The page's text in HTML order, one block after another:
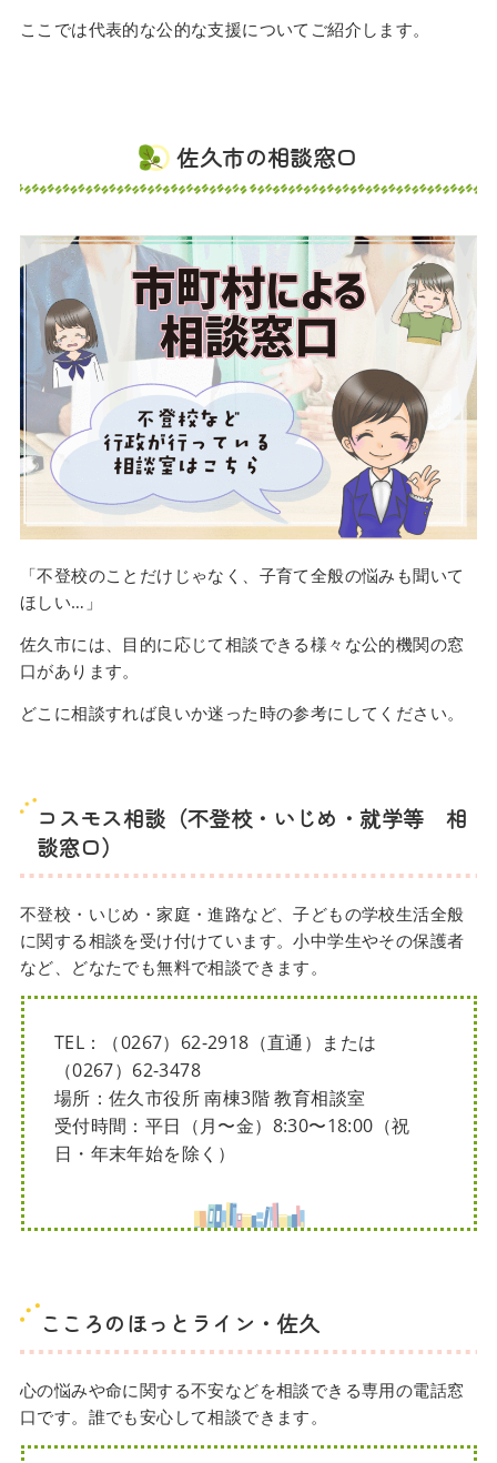
ここでは代表的な公的な支援についてご紹介します。
佐久市の相談窓口
「不登校のことだけじゃなく、子育て全般の悩みも聞いて
ほしい…」
佐久市には、目的に応じて相談できる様々な公的機関の窓
口があります。
どこに相談すれば良いか迷った時の参考にしてください。
コスモス相談（不登校・いじめ・就学等 相
談窓口）
不登校・いじめ・家庭・進路など、子どもの学校生活全般
に関する相談を受け付けています。小中学生やその保護者
など、どなたでも無料で相談できます。
TEL：（0267）62-2918（直通）または
（0267）62-3478
場所：佐久市役所 南棟3階 教育相談室
受付時間：平日（月〜金）8:30〜18:00（祝
日・年末年始を除く）
こころのほっとライン・佐久
心の悩みや命に関する不安などを相談できる専用の電話窓
口です。誰でも安心して相談できます。